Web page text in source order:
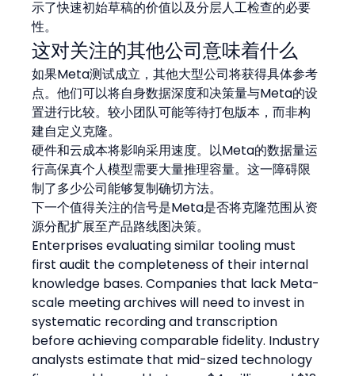
示了快速初始草稿的价值以及分层人工检查的必要
性。
这对关注的其他公司意味着什么
如果Meta测试成立，其他大型公司将获得具体参考
点。他们可以将自身数据深度和决策量与Meta的设
置进行比较。较小团队可能等待打包版本，而非构
建自定义克隆。
硬件和云成本将影响采用速度。以Meta的数据量运
行高保真个人模型需要大量推理容量。这一障碍限
制了多少公司能够复制确切方法。
下一个值得关注的信号是Meta是否将克隆范围从资
源分配扩展至产品路线图决策。
Enterprises evaluating similar tooling must
first audit the completeness of their internal
knowledge bases. Companies that lack Meta-
scale meeting archives will need to invest in
systematic recording and transcription
before achieving comparable fidelity. Industry
analysts estimate that mid-sized technology